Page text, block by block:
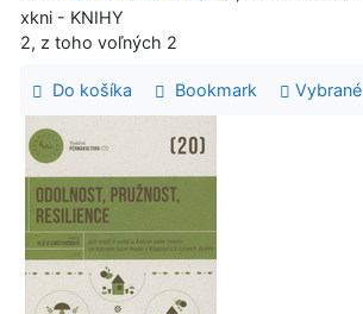
xkni - KNIHY
2, z toho voľných 2
Do košíka Bookmark